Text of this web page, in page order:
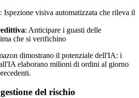
: Ispezione visiva automatizzata che rileva il
: Anticipare i guasti delle
che si verifichino
dimostrano il potenziale dell'IA: i
elaborano milioni di ordini al giorno
del rischio